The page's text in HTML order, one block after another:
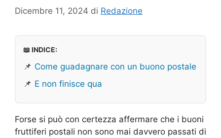
Dicembre 11, 2024 di Redazione
📖 INDICE:
📌 Come guadagnare con un buono postale
📌 E non finisce qua
Forse si può con certezza affermare che i buoni
fruttiferi postali non sono mai davvero passati di